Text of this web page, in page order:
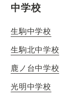
中学校
生駒中学校
生駒北中学校
鹿ノ台中学校
光明中学校